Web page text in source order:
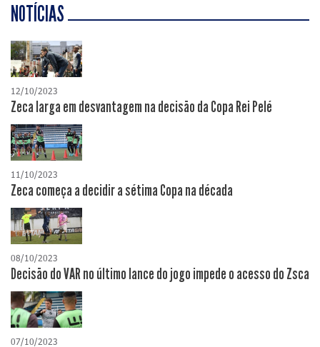
NOTÍCIAS
12/10/2023
Zeca larga em desvantagem na decisão da Copa Rei Pelé
11/10/2023
Zeca começa a decidir a sétima Copa na década
08/10/2023
Decisão do VAR no último lance do jogo impede o acesso do Zsca
07/10/2023